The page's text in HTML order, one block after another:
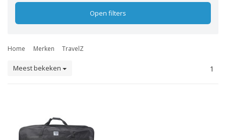
Open filters
Home Merken TravelZ
Meest bekeken 1